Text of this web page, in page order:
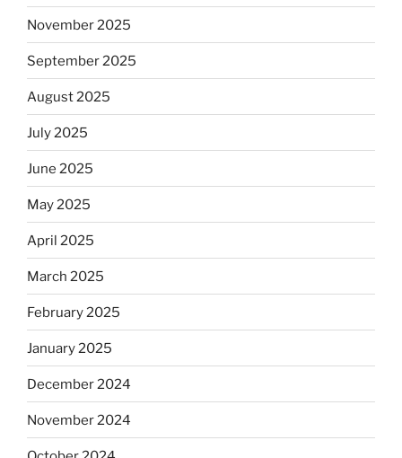
November 2025
September 2025
August 2025
July 2025
June 2025
May 2025
April 2025
March 2025
February 2025
January 2025
December 2024
November 2024